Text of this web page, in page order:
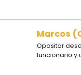
Marcos
Opositor
funcionario y